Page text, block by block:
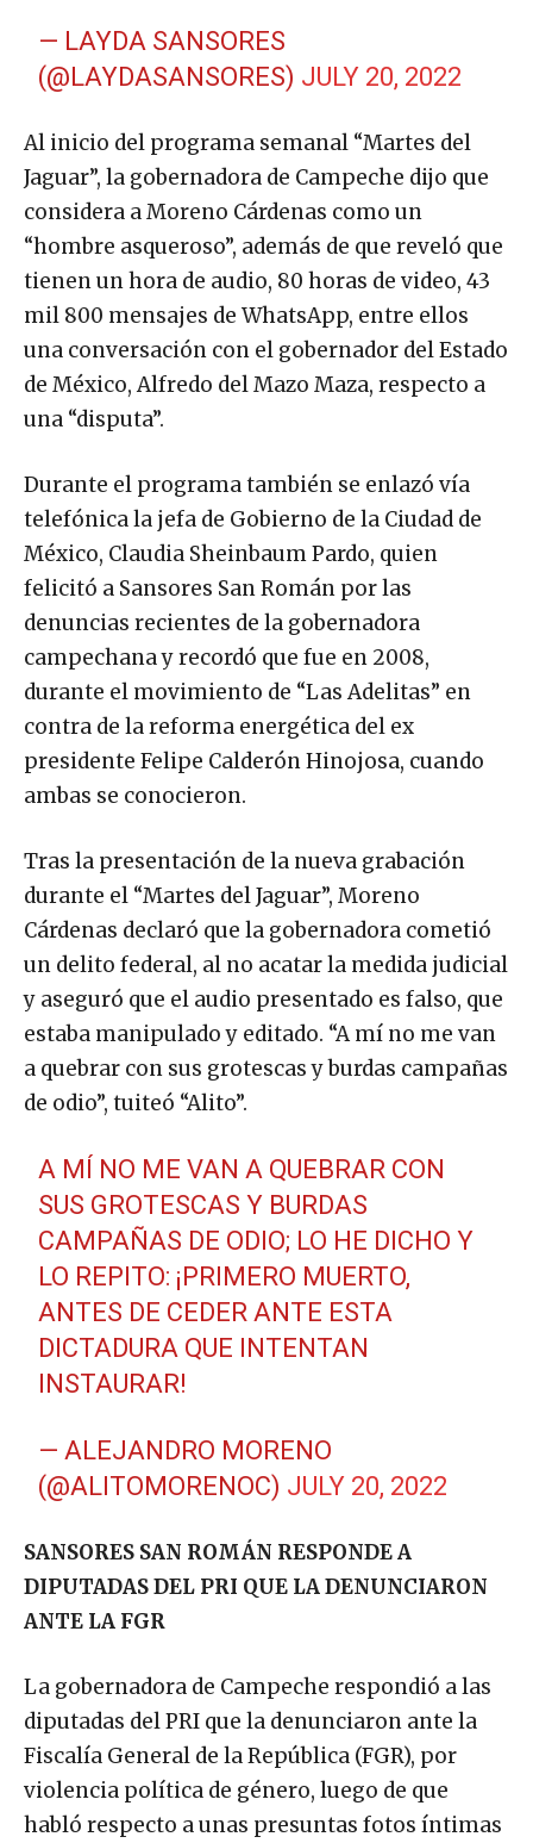
— LAYDA SANSORES
(@LAYDASANSORES) JULY 20, 2022
Al inicio del programa semanal “Martes del
Jaguar”, la gobernadora de Campeche dijo que
considera a Moreno Cárdenas como un
“hombre asqueroso”, además de que reveló que
tienen un hora de audio, 80 horas de video, 43
mil 800 mensajes de WhatsApp, entre ellos
una conversación con el gobernador del Estado
de México, Alfredo del Mazo Maza, respecto a
una “disputa”.
Durante el programa también se enlazó vía
telefónica la jefa de Gobierno de la Ciudad de
México, Claudia Sheinbaum Pardo, quien
felicitó a Sansores San Román por las
denuncias recientes de la gobernadora
campechana y recordó que fue en 2008,
durante el movimiento de “Las Adelitas” en
contra de la reforma energética del ex
presidente Felipe Calderón Hinojosa, cuando
ambas se conocieron.
Tras la presentación de la nueva grabación
durante el “Martes del Jaguar”, Moreno
Cárdenas declaró que la gobernadora cometió
un delito federal, al no acatar la medida judicial
y aseguró que el audio presentado es falso, que
estaba manipulado y editado. “A mí no me van
a quebrar con sus grotescas y burdas campañas
de odio”, tuiteó “Alito”.
A MÍ NO ME VAN A QUEBRAR CON
SUS GROTESCAS Y BURDAS
CAMPAÑAS DE ODIO; LO HE DICHO Y
LO REPITO: ¡PRIMERO MUERTO,
ANTES DE CEDER ANTE ESTA
DICTADURA QUE INTENTAN
INSTAURAR!
— ALEJANDRO MORENO
(@ALITOMORENOC) JULY 20, 2022
SANSORES SAN ROMÁN RESPONDE A
DIPUTADAS DEL PRI QUE LA DENUNCIARON
ANTE LA FGR
La gobernadora de Campeche respondió a las
diputadas del PRI que la denunciaron ante la
Fiscalía General de la República (FGR), por
violencia política de género, luego de que
habló respecto a unas presuntas fotos íntimas